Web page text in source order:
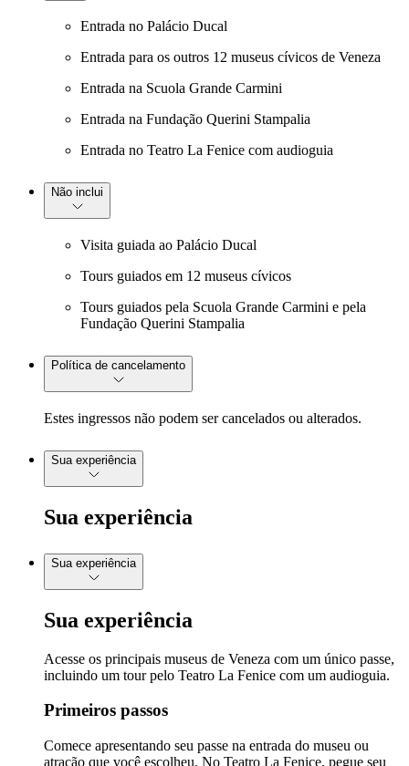
Entrada no Palácio Ducal
Entrada para os outros 12 museus cívicos de Veneza
Entrada na Scuola Grande Carmini
Entrada na Fundação Querini Stampalia
Entrada no Teatro La Fenice com audioguia
Não inclui
Visita guiada ao Palácio Ducal
Tours guiados em 12 museus cívicos
Tours guiados pela Scuola Grande Carmini e pela
Fundação Querini Stampalia
Política de cancelamento
Estes ingressos não podem ser cancelados ou alterados.
Sua experiência
Sua experiência
Sua experiência
Sua experiência
Acesse os principais museus de Veneza com um único passe,
incluindo um tour pelo Teatro La Fenice com um audioguia.
Primeiros passos
Comece apresentando seu passe na entrada do museu ou
atração que você escolheu. No Teatro La Fenice, pegue seu